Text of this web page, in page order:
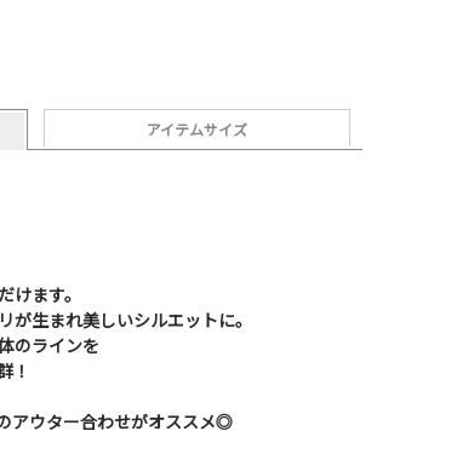
アイテムサイズ
けます。
が生まれ美しいシルエットに。
のラインを
！
アウター合わせがオススメ◎